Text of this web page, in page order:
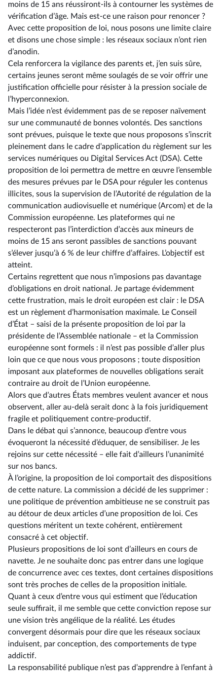
moins de 15 ans réussiront-ils à contourner les systèmes de
vérification d’âge. Mais est-ce une raison pour renoncer ?
Avec cette proposition de loi, nous posons une limite claire
et disons une chose simple : les réseaux sociaux n’ont rien
d’anodin.
Cela renforcera la vigilance des parents et, j’en suis sûre,
certains jeunes seront même soulagés de se voir offrir une
justification officielle pour résister à la pression sociale de
l’hyperconnexion.
Mais l’idée n’est évidemment pas de se reposer naïvement
sur une communauté de bonnes volontés. Des sanctions
sont prévues, puisque le texte que nous proposons s’inscrit
pleinement dans le cadre d’application du règlement sur les
services numériques ou Digital Services Act (DSA). Cette
proposition de loi permettra de mettre en œuvre l’ensemble
des mesures prévues par le DSA pour réguler les contenus
illicites, sous la supervision de l’Autorité de régulation de la
communication audiovisuelle et numérique (Arcom) et de la
Commission européenne. Les plateformes qui ne
respecteront pas l’interdiction d’accès aux mineurs de
moins de 15 ans seront passibles de sanctions pouvant
s’élever jusqu’à 6 % de leur chiffre d’affaires. L’objectif est
atteint.
Certains regrettent que nous n’imposions pas davantage
d’obligations en droit national. Je partage évidemment
cette frustration, mais le droit européen est clair : le DSA
est un règlement d’harmonisation maximale. Le Conseil
d’État –⁠ saisi de la présente proposition de loi par la
présidente de l’Assemblée nationale – et la Commission
européenne sont formels : il n’est pas possible d’aller plus
loin que ce que nous vous proposons ; toute disposition
imposant aux plateformes de nouvelles obligations serait
contraire au droit de l’Union européenne.
Alors que d’autres États membres veulent avancer et nous
observent, aller au-delà serait donc à la fois juridiquement
fragile et politiquement contre-productif.
Dans le débat qui s’annonce, beaucoup d’entre vous
évoqueront la nécessité d’éduquer, de sensibiliser. Je les
rejoins sur cette nécessité –⁠ elle fait d’ailleurs l’unanimité
sur nos bancs.
À l’origine, la proposition de loi comportait des dispositions
de cette nature. La commission a décidé de les supprimer :
une politique de prévention ambitieuse ne se construit pas
au détour de deux articles d’une proposition de loi. Ces
questions méritent un texte cohérent, entièrement
consacré à cet objectif.
Plusieurs propositions de loi sont d’ailleurs en cours de
navette. Je ne souhaite donc pas entrer dans une logique
de concurrence avec ces textes, dont certaines dispositions
sont très proches de celles de la proposition initiale.
Quant à ceux d’entre vous qui estiment que l’éducation
seule suffirait, il me semble que cette conviction repose sur
une vision très angélique de la réalité. Les études
convergent désormais pour dire que les réseaux sociaux
induisent, par conception, des comportements de type
addictif.
La responsabilité publique n’est pas d’apprendre à l’enfant à